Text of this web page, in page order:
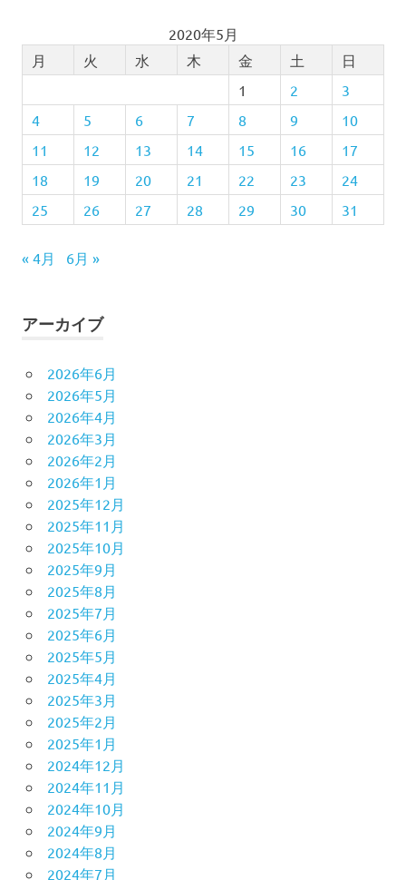
2020年5月
月
火 水 木 金 土
日
1
2
3
4
5 6 7 8 9
10
11
12 13 14 15 16
17
18
19 20 21 22 23
24
25
26 27 28 29 30 31
« 4月 6月 »
アーカイブ
2026年6月
2026年5月
2026年4月
2026年3月
2026年2月
2026年1月
2025年12月
2025年11月
2025年10月
2025年9月
2025年8月
2025年7月
2025年6月
2025年5月
2025年4月
2025年3月
2025年2月
2025年1月
2024年12月
2024年11月
2024年10月
2024年9月
2024年8月
2024年7月